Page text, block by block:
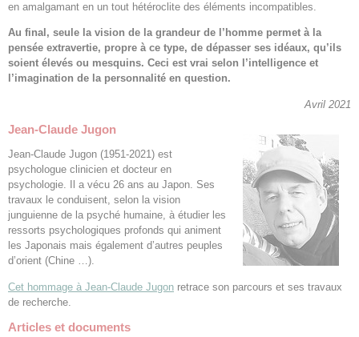
en amalgamant en un tout hétéroclite des éléments incompatibles.
Au final, seule la vision de la grandeur de l’homme permet à la
pensée extravertie, propre à ce type, de dépasser ses idéaux, qu’ils
soient élevés ou mesquins. Ceci est vrai selon l’intelligence et
l’imagination de la personnalité en question.
Avril 2021
Jean-Claude Jugon
Jean-Claude Jugon (1951-2021) est
psychologue clinicien et docteur en
psychologie. Il a vécu 26 ans au Japon. Ses
travaux le conduisent, selon la vision
junguienne de la psyché humaine, à étudier les
ressorts psychologiques profonds qui animent
les Japonais mais également d’autres peuples
d’orient (Chine …).
Cet hommage à Jean-Claude Jugon retrace son parcours et ses travaux
de recherche.
Articles et documents